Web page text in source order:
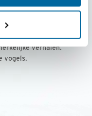
36,00 per jaar
leden, met
verhalen.
vogels.